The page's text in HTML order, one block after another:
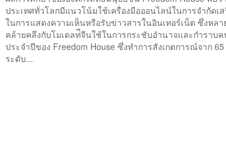
ประเทศทั่วโลกมีแนวโน้มใช้เครื่องมือออนไลน์ในการจำกัดเ
ในการแสดงความเห็นหรือรับข่าวสารในอินเทอร์เน็ต ซึ่งหล
คล้ายคลึงกับโมเดลท่ีจีนใช้ในการกระชับอำนาจและกำราบ
ประจำปีของ Freedom House ซึ่งทำการสังเกตการณ์จาก
ระดับ...